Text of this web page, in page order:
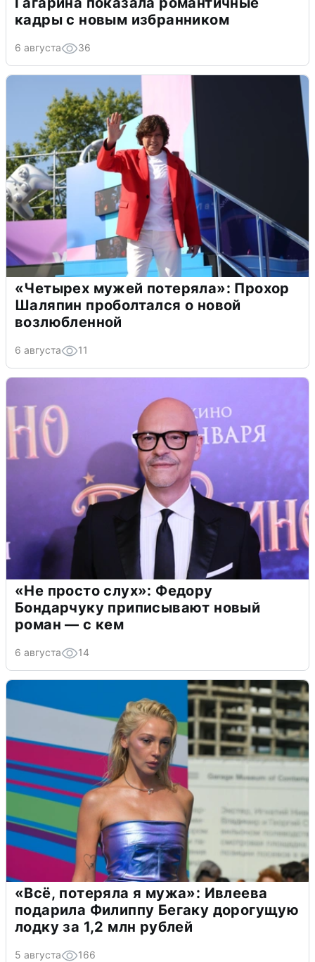
кадры с новым избранником
6 августа 36
«Четырех мужей потеряла»: Прохор
Шаляпин проболтался о новой
возлюбленной
6 августа 11
«Не просто слух»: Федору
Бондарчуку приписывают новый
роман — с кем
6 августа 14
«Всё, потеряла я мужа»: Ивлеева
подарила Филиппу Бегаку дорогущую
лодку за 1,2 млн рублей
5 августа 166